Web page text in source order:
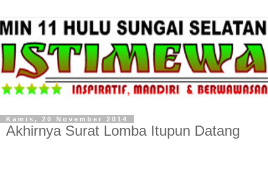
Kamis, 20 November 2014
Akhirnya Surat Lomba Itupun Datang